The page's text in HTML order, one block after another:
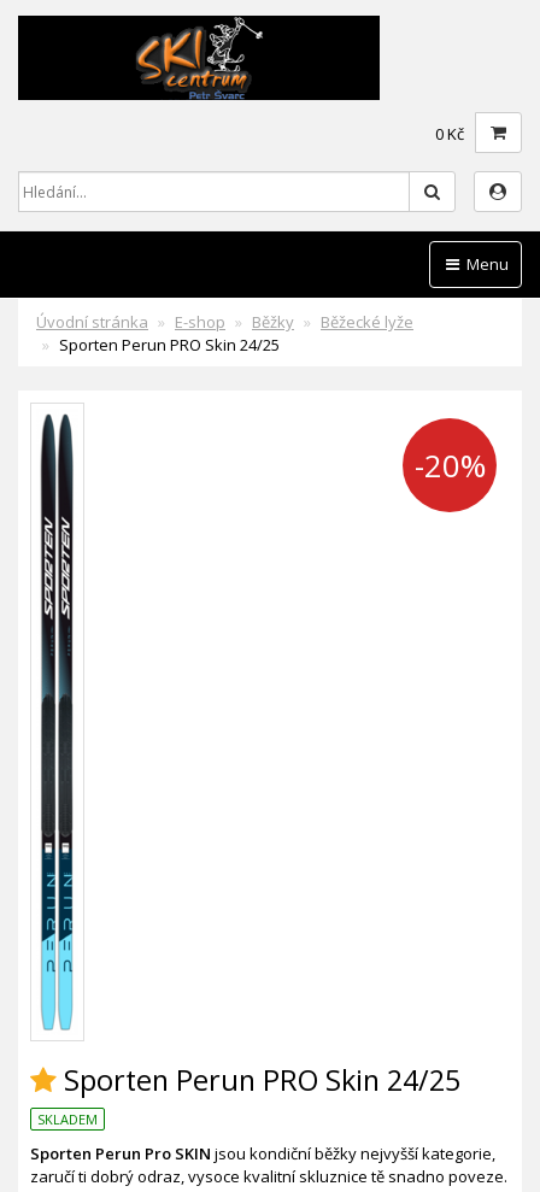
0 Kč
Menu
Úvodní stránka E-shop Běžky
Běžecké lyže
Sporten Perun PRO Skin 24/25
-20%
Sporten Perun PRO Skin 24/25
SKLADEM
Sporten Perun Pro SKIN jsou kondiční běžky nejvyšší kategorie,
zaručí ti dobrý odraz, vysoce kvalitní skluznice tě snadno poveze.